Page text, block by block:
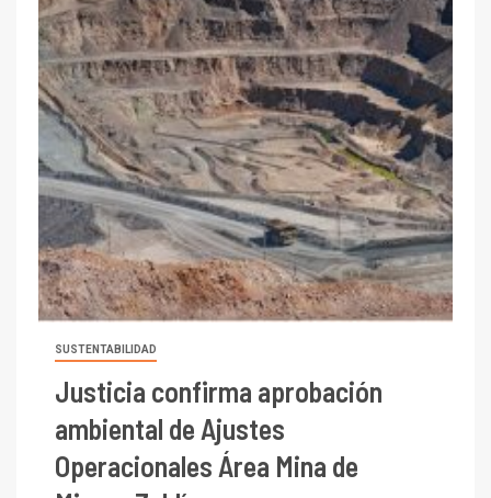
SUSTENTABILIDAD
Justicia confirma aprobación
ambiental de Ajustes
Operacionales Área Mina de